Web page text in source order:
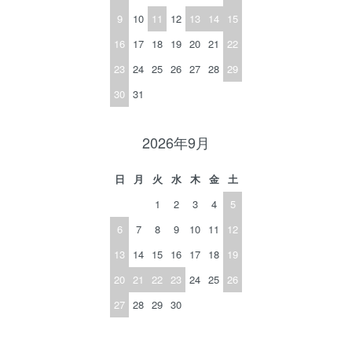
9
10 11 12 13 14
15
16 17 18 19 20 21
22
23 24 25 26 27 28 29
30 31
2026年9月
日 月 火 水 木 金
土
1
2 3 4
5
6
7 8 9 10 11
12
13
14 15 16 17 18
19
20 21 22 23 24 25 26
27 28 29 30